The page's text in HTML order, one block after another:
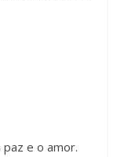
e o amor.